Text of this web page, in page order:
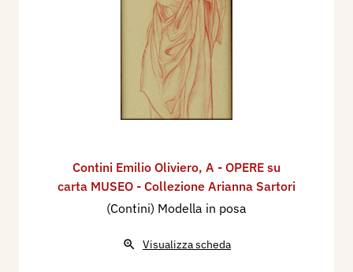
Contini Emilio Oliviero, A - OPERE su
carta MUSEO - Collezione Arianna Sartori
(Contini) Modella in posa
Visualizza scheda